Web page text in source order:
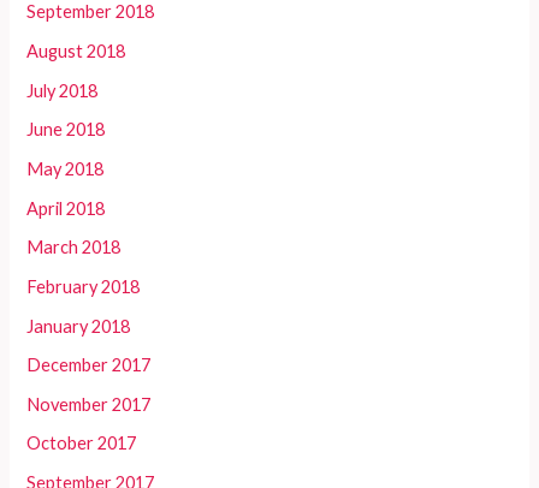
September 2018
August 2018
July 2018
June 2018
May 2018
April 2018
March 2018
February 2018
January 2018
December 2017
November 2017
October 2017
September 2017